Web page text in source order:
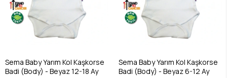
Sema Baby Yarım Kol Kaşkorse
Badi (Body) - Beyaz 12-18 Ay
Sema Baby Yarım Kol Kaşkorse
Badi (Body) - Beyaz 6-12 Ay